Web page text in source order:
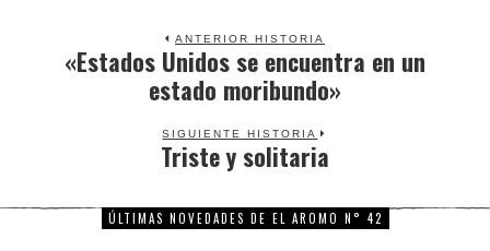
ANTERIOR HISTORIA
Previous
post:
«Estados Unidos se encuentra en un
estado moribundo»
SIGUIENTE HISTORIA
Next
Triste y solitaria
ÚLTIMAS NOVEDADES DE EL AROMO N° 42